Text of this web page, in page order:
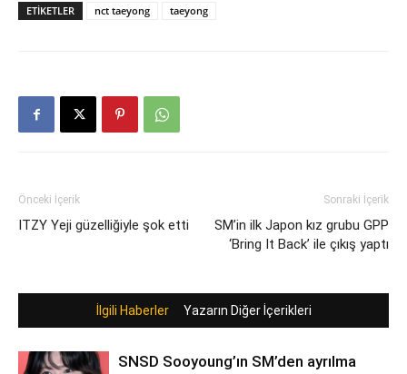
ETIKETLER nct taeyong taeyong
Önceki İçerik
ITZY Yeji güzelliğiyle şok etti
Sonraki İçerik
SM’in ilk Japon kız grubu GPP
‘Bring It Back’ ile çıkış yaptı
İlgili Haberler Yazarın Diğer İçerikleri
SNSD Sooyoung’ın SM’den ayrılma